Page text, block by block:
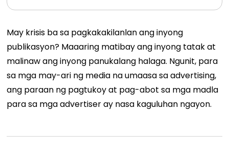
May krisis ba sa pagkakakilanlan ang inyong
publikasyon? Maaaring matibay ang inyong tatak at
malinaw ang inyong panukalang halaga. Ngunit, para
sa mga may-ari ng media na umaasa sa advertising,
ang paraan ng pagtukoy at pag-abot sa mga madla
para sa mga advertiser ay nasa kaguluhan ngayon.